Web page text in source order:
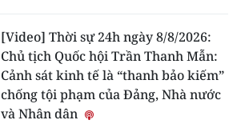
[Video] Thời sự 24h ngày 8/8/2026:
Chủ tịch Quốc hội Trần Thanh Mẫn:
Cảnh sát kinh tế là “thanh bảo kiếm”
chống tội phạm của Đảng, Nhà nước
và Nhân dân